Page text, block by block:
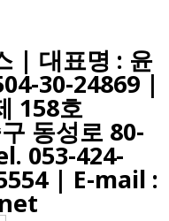
| 대표명 : 윤
30-24869 |
158호
동성로 80-
053-424-
| E-mail :